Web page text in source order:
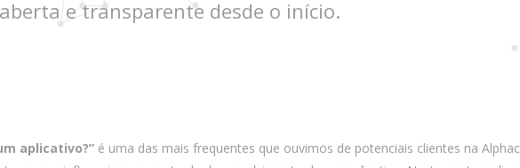
Ux Design e Pré-projeto
FMS e Delivery Próprio
e transparente desde o início.
aplicativo?” é uma das mais frequentes que ouvimos de potenciais clientes na